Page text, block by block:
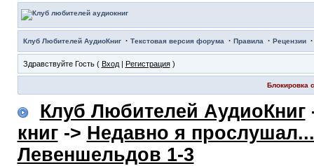
Клуб Любителей АудиоКниг· Текстовая версия форума · Правила · Рецензии
Здравствуйте Гость ( Вход| Регистрация)
Блокировка
Клуб Любителей АудиоКниг
книг-> Недавно я прослушал...
Левеншельдов 1-3